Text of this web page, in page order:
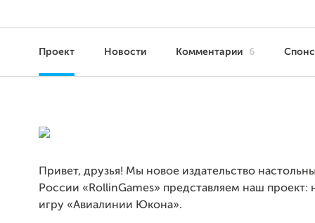
Проект Новости Комментарии 6
Привет, друзья! Мы новое издательство
России «RollinGames» представляем наш проект:
игру «Авиалинии Юкона».